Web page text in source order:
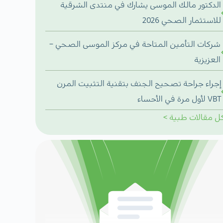
الدكتور مالك الموسى يشارك في منتدى الشرقية
للاستثمار الصحي 2026
شركات التأمين المتاحة في مركز الموسى الصحي –
العزيزية
إجراء جراحة تصحيح الجنف بتقنية التثبيت المرن
VBT لأول مرة في الأحساء
مقالات طبية >